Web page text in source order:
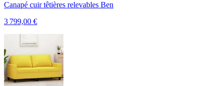
Canapé cuir têtières relevables Ben
3 799,00 €